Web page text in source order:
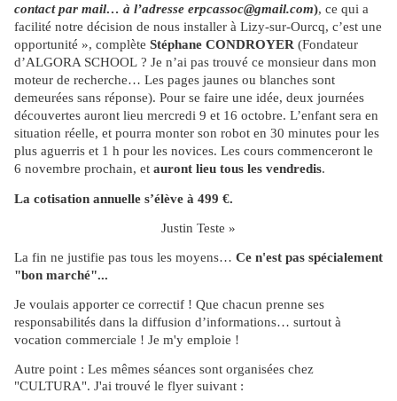
contact par mail… à l’adresse erpcassoc@gmail.com), ce qui a
facilité notre décision de nous installer à Lizy-sur-Ourcq, c’est une
opportunité », complète Stéphane CONDROYER (Fondateur
d’ALGORA SCHOOL ? Je n’ai pas trouvé ce monsieur dans mon
moteur de recherche… Les pages jaunes ou blanches sont
demeurées sans réponse). Pour se faire une idée, deux journées
découvertes auront lieu mercredi 9 et 16 octobre. L’enfant sera en
situation réelle, et pourra monter son robot en 30 minutes pour les
plus aguerris et 1 h pour les novices. Les cours commenceront le
6 novembre prochain, et auront lieu tous les vendredis.
La cotisation annuelle s’élève à 499 €.
Justin Teste »
La fin ne justifie pas tous les moyens… Ce n'est pas spécialement
"bon marché"...
Je voulais apporter ce correctif ! Que chacun prenne ses
responsabilités dans la diffusion d’informations… surtout à
vocation commerciale ! Je m'y emploie !
Autre point : Les mêmes séances sont organisées chez
"CULTURA". J'ai trouvé le flyer suivant :